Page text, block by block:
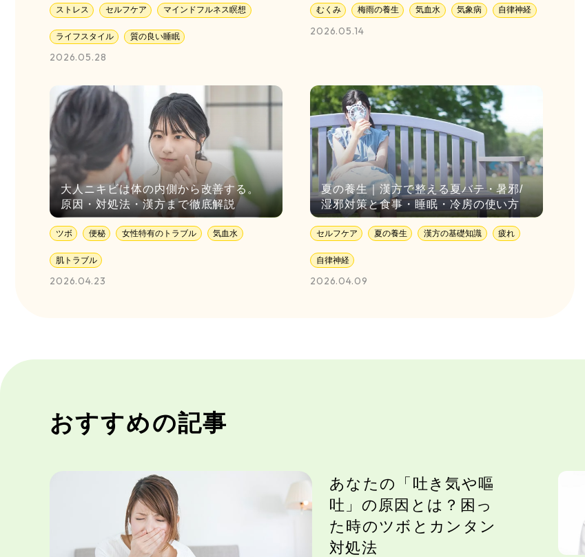
ストレス セルフケア マインドフルネス瞑想
ライフスタイル 質の良い睡眠
2026.05.28
むくみ 梅雨の養生 気血水 気象病 自律神経
2026.05.14
大人ニキビは体の内側から改善する。
原因・対処法・漢方まで徹底解説
ツボ 便秘 女性特有のトラブル 気血水
肌トラブル
2026.04.23
夏の養生｜漢方で整える夏バテ・暑邪/
湿邪対策と食事・睡眠・冷房の使い方
セルフケア 夏の養生 漢方の基礎知識 疲れ
自律神経
2026.04.09
おすすめの記事
あなたの「吐き気や嘔
吐」の原因とは？困っ
た時のツボとカンタン
対処法